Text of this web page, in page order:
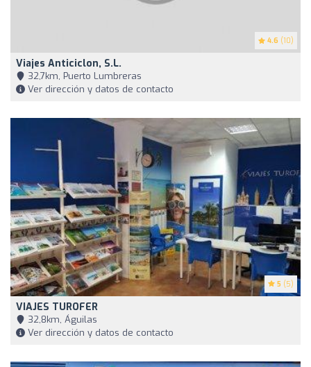
4.6 (10)
Viajes Anticiclon, S.L.
32,7km, Puerto Lumbreras
Ver dirección y datos de contacto
5 (5)
VIAJES TUROFER
32,8km, Águilas
Ver dirección y datos de contacto